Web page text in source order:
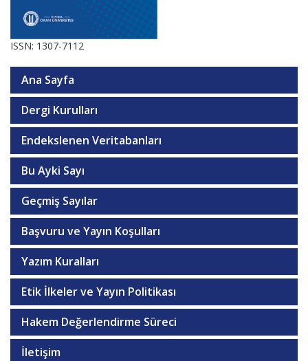
ISSN: 1307-7112
Ana Sayfa
Dergi Kurulları
Endekslenen Veritabanları
Bu Ayki Sayı
Geçmiş Sayılar
Başvuru ve Yayın Koşulları
Yazım Kuralları
Etik İlkeler ve Yayın Politikası
Hakem Değerlendirme Süreci
İletişim